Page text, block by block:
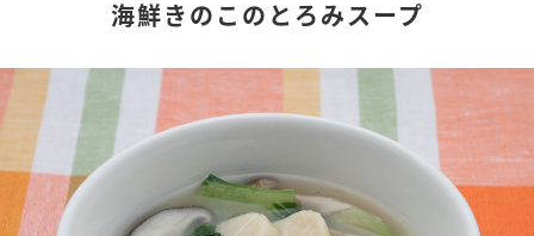
商品情報
商品カテゴリ
調味酢
新商品一覧
海鮮きのこのとろみスープ